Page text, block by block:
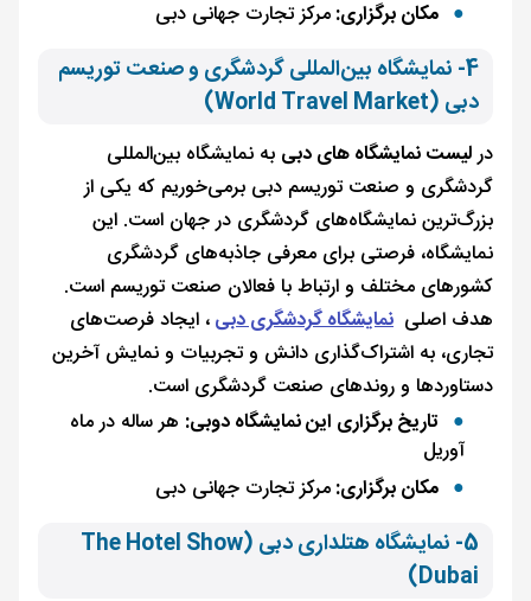
مکان برگزاری:مرکز تجارت جهانی دبی
4- نمایشگاه بین‌المللی گردشگری و صنعت توریسم
دبی (World Travel Market)
درلیست نمایشگاه های دبی به نمایشگاه بین‌المللی
گردشگری و صنعت توریسم دبی برمی‌خوریم که یکی از
بزرگ‌ترین نمایشگاه‌های گردشگری در جهان است. این
نمایشگاه، فرصتی برای معرفی جاذبه‌های گردشگری
کشورهای مختلف و ارتباط با فعالان صنعت توریسم است.
هدف اصلی نمایشگاه گردشگری دبی، ایجاد فرصت‌های
تجاری، به اشتراک‌گذاری دانش و تجربیات و نمایش آخرین
دستاوردها و روندهای صنعت گردشگری است.
تاریخ برگزاری این نمایشگاه دوبی: هر ساله در ماه
آوریل
مکان برگزاری:مرکز تجارت جهانی دبی
5- نمایشگاه هتلداری دبی (The Hotel Show
Dubai)